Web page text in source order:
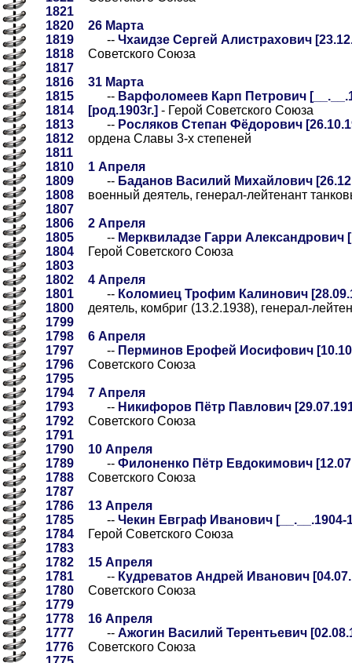
1821
1820
1819
1818
1817
1816
1815
1814
1813
1812
1811
1810
1809
1808
1807
1806
1805
1804
1803
1802
1801
1800
1799
1798
1797
1796
1795
1794
1793
1792
1791
1790
1789
1788
1787
1786
1785
1784
1783
1782
1781
1780
1779
1778
1777
1776
26 Марта
-- Чхаидзе Сергей Алистрахович
Советского Союза
31 Марта
-- Варфоломеев Карп Петрович
[род.1903г.] - Герой Советского Союза
-- Росляков Степан Фёдорович
ордена Славы 3-х степеней
1 Апреля
-- Баданов Василий Михайлович
военный деятель, генерал-лейтенант
2 Апреля
-- Мерквиладзе Гарри Александрович
Герой Советского Союза
4 Апреля
-- Коломиец Трофим Калинович
деятель, комбриг (13.2.1938), генерал-
6 Апреля
-- Перминов Ерофей Иосифович
Советского Союза
7 Апреля
-- Никифоров Пётр Павлович
Советского Союза
10 Апреля
-- Филоненко Пётр Евдокимович
Советского Союза
13 Апреля
-- Чекин Евграф Иванович [__.__.1904-
Герой Советского Союза
15 Апреля
-- Кудреватов Андрей Иванович
Советского Союза
16 Апреля
-- Ажогин Василий Терентьевич
Советского Союза